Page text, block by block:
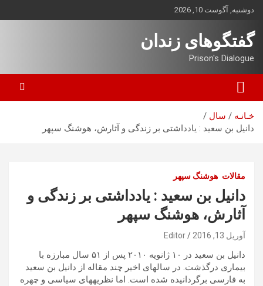
محتوا
بروید
دوشنبه, آگوست 10, 2026
گفتگوهای زندان
Prison's Dialogue
خـانـه
سال
دانيل بن سعيد : يادداشتی بر زندگی و آثارش، ھوشنگ سپھر
مقالات هوشنگ سپهر
دانيل بن سعيد : يادداشتی بر زندگی و
آثارش، ھوشنگ سپھر
آوریل 13, 2016 Editor
دانيل بن سعيد در ١٠ ژانويه ٢٠١٠ پس از ۵١ سال مبارزه با
بيماری درگذشت. در سالھای اخير چند مقاله از دانيل بن سعيد
به فارسی برگردانيده شده است. اما نظريهھای سياسی و چھره